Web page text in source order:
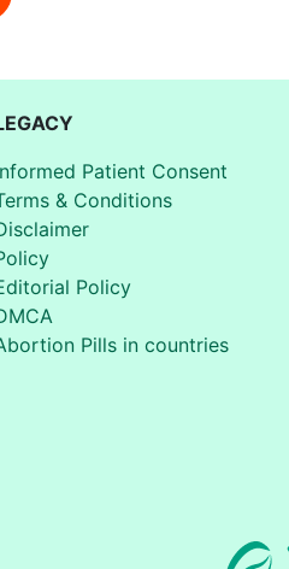
Patient Consent
& Conditions
Policy
Pills in countries